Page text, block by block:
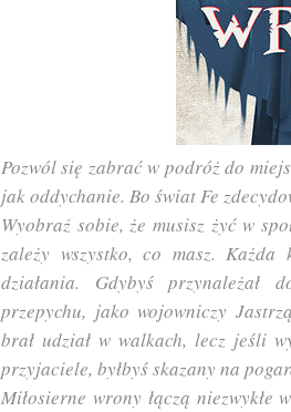
Pozwól się zabrać w podróż do
jak oddychanie. Bo świat Fe
Wyobraź sobie, że musisz żyć w
zależy wszystko, co masz.
działania. Gdybyś przynależał
przepychu, jako wojowniczy
brał udział w walkach, lecz jeśli
przyjaciele, byłbyś skazany na
Miłosierne wrony łączą